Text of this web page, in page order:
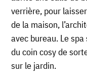
verrière, pour
de la maison,
avec bureau. Le
du coin cosy de
sur le jardin.